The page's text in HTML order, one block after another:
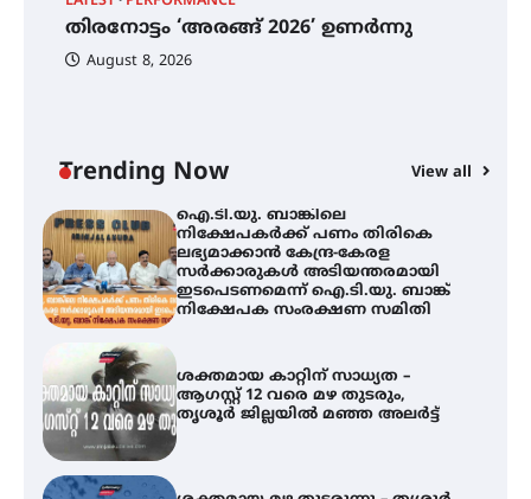
തിരനോട്ടം ‘അരങ്ങ് 2026’ ഉണർന്നു
August 8, 2026
Trending Now View all
ഇടപെടണമെന്ന് ഐ.ടി.യു. ബാങ്ക്
നിക്ഷേപക സംരക്ഷണ സമിതി
ശക്തമായ കാറ്റിന് സാധ്യത –
ആഗസ്റ്റ് 12 വരെ മഴ തുടരും,
തൃശൂർ ജില്ലയിൽ മഞ്ഞ അലർട്ട്
ശക്തമായ മഴ തുടരുന്നു – തൃശൂർ
ജില്ലയിൽ എല്ലാ വിദ്യാഭ്യാസ
സ്ഥാപനങ്ങൾക്കും ശനിയാഴ്ച
അവധി